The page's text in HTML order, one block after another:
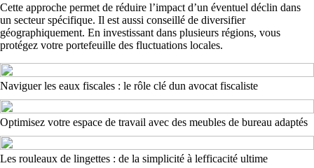
Cette approche permet de réduire l’impact d’un éventuel déclin dans
un secteur spécifique. Il est aussi conseillé de diversifier
géographiquement. En investissant dans plusieurs régions, vous
protégez votre portefeuille des fluctuations locales.
Naviguer les eaux fiscales : le rôle clé dun avocat fiscaliste
Optimisez votre espace de travail avec des meubles de bureau adaptés
Les rouleaux de lingettes : de la simplicité à lefficacité ultime